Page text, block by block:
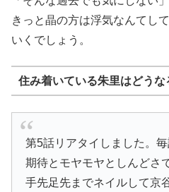
きっと晶の方は浮気なんてし
いくでしょう。
住み着いている朱里はどうな
第5話リアタイしました。
期待とモヤモヤとしんどさ
手先足先までネイルして京